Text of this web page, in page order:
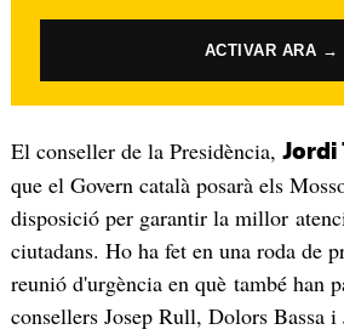
ACTIVAR ARA →
El conseller de la Presidència, Jordi
que el Govern català posarà els
disposició per garantir la millor
ciutadans. Ho ha fet en una roda de
reunió d'urgència en què també han
consellers Josep Rull, Dolors Bassa i